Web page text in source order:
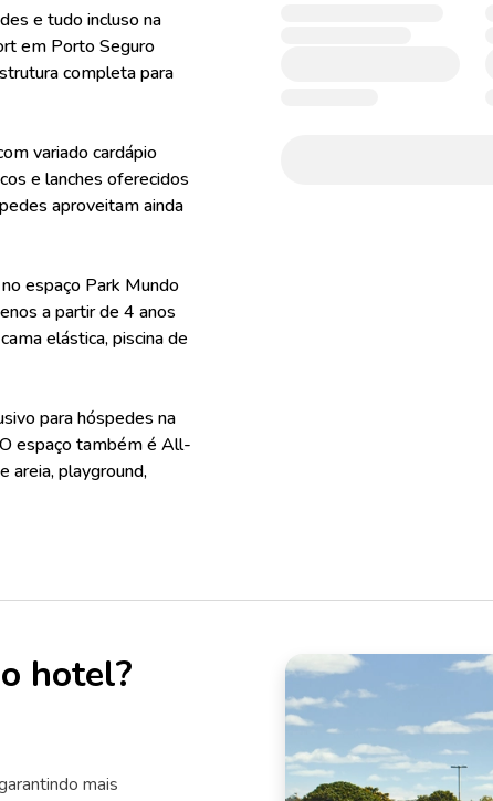
e tudo incluso na
em Porto Seguro
completa para
variado cardápio
e lanches oferecidos
aproveitam ainda
espaço Park Mundo
a partir de 4 anos
elástica, piscina de
para hóspedes na
espaço também é All-
areia, playground,
hotel?
mais